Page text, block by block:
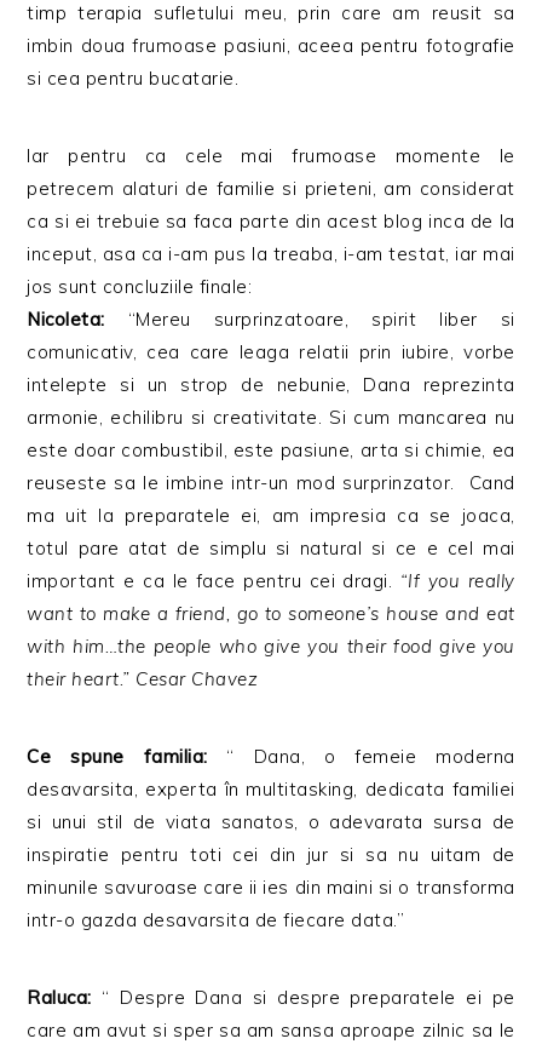
timp terapia sufletului meu, prin care am reusit sa
imbin doua frumoase pasiuni, aceea pentru fotografie
si cea pentru bucatarie.
Iar pentru ca cele mai frumoase momente le
petrecem alaturi de familie si prieteni, am considerat
ca si ei trebuie sa faca parte din acest blog inca de la
inceput, asa ca i-am pus la treaba, i-am testat, iar mai
jos sunt concluziile finale:
Nicoleta: “Mereu surprinzatoare, spirit liber si
comunicativ, cea care leaga relatii prin iubire, vorbe
intelepte si un strop de nebunie, Dana reprezinta
armonie, echilibru si creativitate. Si cum mancarea nu
este doar combustibil, este pasiune, arta si chimie, ea
reuseste sa le imbine intr-un mod surprinzator. Cand
ma uit la preparatele ei, am impresia ca se joaca,
totul pare atat de simplu si natural si ce e cel mai
important e ca le face pentru cei dragi. “If you really
want to make a friend, go to someone’s house and eat
with him…the people who give you their food give you
their heart.” Cesar Chavez
Ce spune familia: “ Dana, o femeie moderna
desavarsita, experta în multitasking, dedicata familiei
si unui stil de viata sanatos, o adevarata sursa de
inspiratie pentru toti cei din jur si sa nu uitam de
minunile savuroase care ii ies din maini si o transforma
intr-o gazda desavarsita de fiecare data.”
Raluca: “ Despre Dana si despre preparatele ei pe
care am avut si sper sa am sansa aproape zilnic sa le